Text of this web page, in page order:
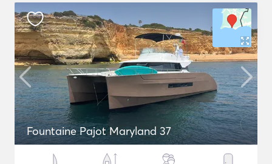
Fountaine Pajot Maryland 37